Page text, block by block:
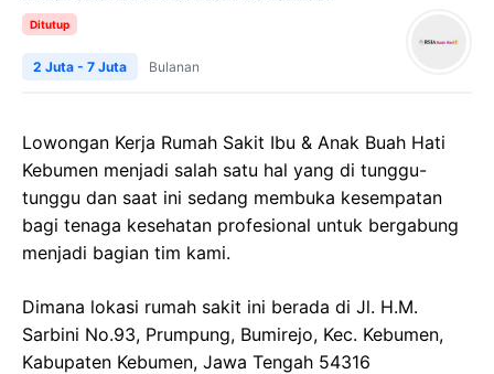
Ditutup
2 Juta - 7 Juta Bulanan
Lowongan Kerja Rumah Sakit Ibu & Anak Buah Hati
Kebumen menjadi salah satu hal yang di tunggu-
tunggu dan saat ini sedang membuka kesempatan
bagi tenaga kesehatan profesional untuk bergabung
menjadi bagian tim kami.
Dimana lokasi rumah sakit ini berada di Jl. H.M.
Sarbini No.93, Prumpung, Bumirejo, Kec. Kebumen,
Kabupaten Kebumen, Jawa Tengah 54316